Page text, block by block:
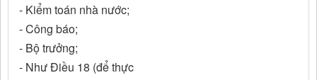
- Kiểm toán nhà nước;
- Công báo;
- Bộ trưởng;
- Như Điều 18 (để thực